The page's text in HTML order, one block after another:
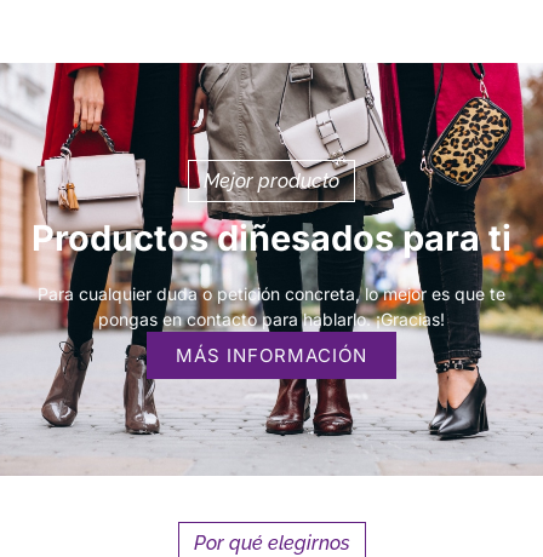
Mejor producto
Productos diñesados para ti
Para cualquier duda o petición concreta, lo mejor es que te
pongas en contacto para hablarlo. ¡Gracias!
MÁS INFORMACIÓN
Por qué elegirnos